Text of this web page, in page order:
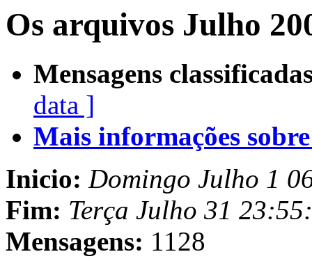
Os arquivos Julho
Mensagens
data ]
Mais informações
Inicio: Domingo Julho 1
Fim: Terça Julho 31
Mensagens: 1128